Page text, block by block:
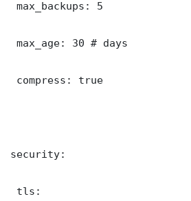
max_backups: 5
max_age: 30 # days
compress: true
security:
tls: